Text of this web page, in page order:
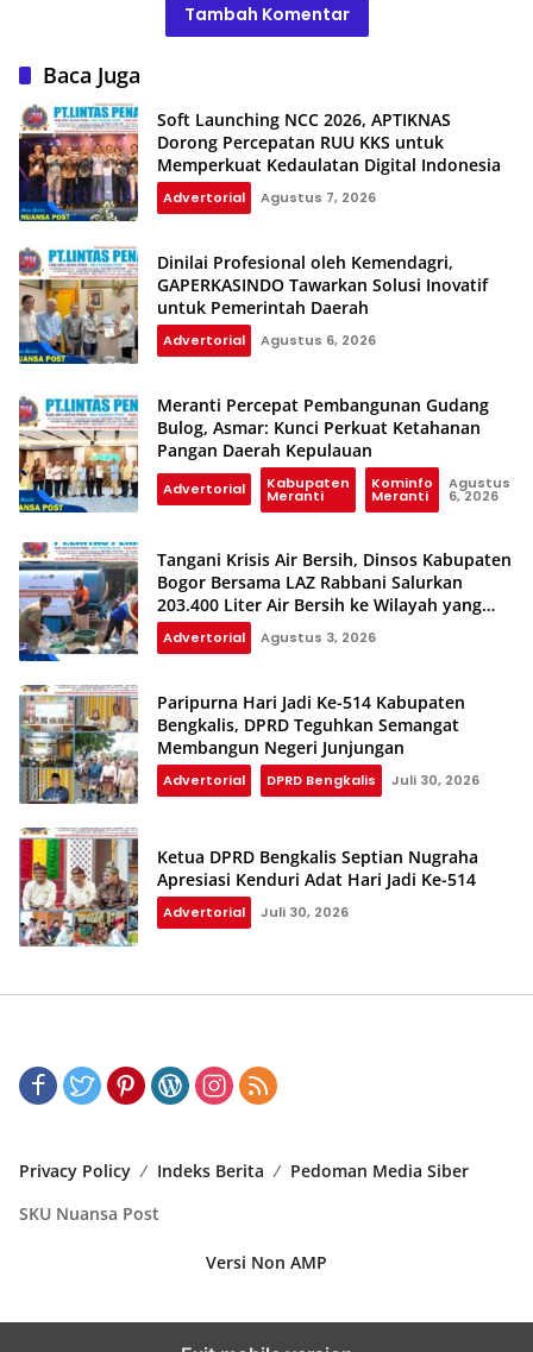
Tambah Komentar
Baca Juga
Soft Launching NCC 2026, APTIKNAS
Dorong Percepatan RUU KKS untuk
Memperkuat Kedaulatan Digital Indonesia
Advertorial Agustus 7, 2026
Dinilai Profesional oleh Kemendagri,
GAPERKASINDO Tawarkan Solusi Inovatif
untuk Pemerintah Daerah
Advertorial Agustus 6, 2026
Meranti Percepat Pembangunan Gudang
Bulog, Asmar: Kunci Perkuat Ketahanan
Pangan Daerah Kepulauan
Advertorial Kabupaten
Meranti
Kominfo
Meranti
Agustus
6, 2026
Tangani Krisis Air Bersih, Dinsos Kabupaten
Bogor Bersama LAZ Rabbani Salurkan
203.400 Liter Air Bersih ke Wilayah yang
Terdampak Kekeringan
Advertorial Agustus 3, 2026
Paripurna Hari Jadi Ke-514 Kabupaten
Bengkalis, DPRD Teguhkan Semangat
Membangun Negeri Junjungan
Advertorial DPRD Bengkalis Juli 30, 2026
Ketua DPRD Bengkalis Septian Nugraha
Apresiasi Kenduri Adat Hari Jadi Ke-514
Advertorial Juli 30, 2026
Privacy Policy Indeks Berita
Pedoman Media Siber
SKU Nuansa Post
Versi Non AMP